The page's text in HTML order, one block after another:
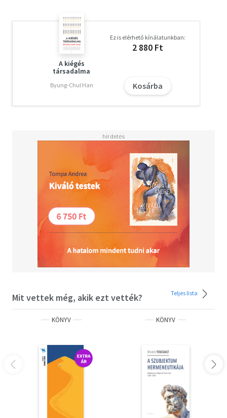
A kiégés
társadalma
Byung-Chul Han
Ez is elérhető kínálatunkban:
2 880 Ft
Kosárba
Mit vettek még, akik ezt vették? Teljes lista
KÖNYV KÖNYV